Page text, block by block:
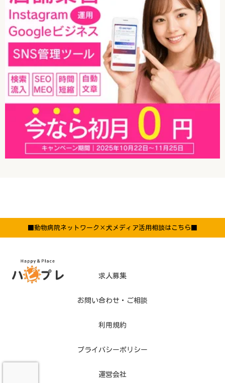
■動物病院ネットワーク×犬メディア活用相談はこちら■
求人募集
お問い合わせ・ご相談
利用規約
プライバシーポリシー
運営会社